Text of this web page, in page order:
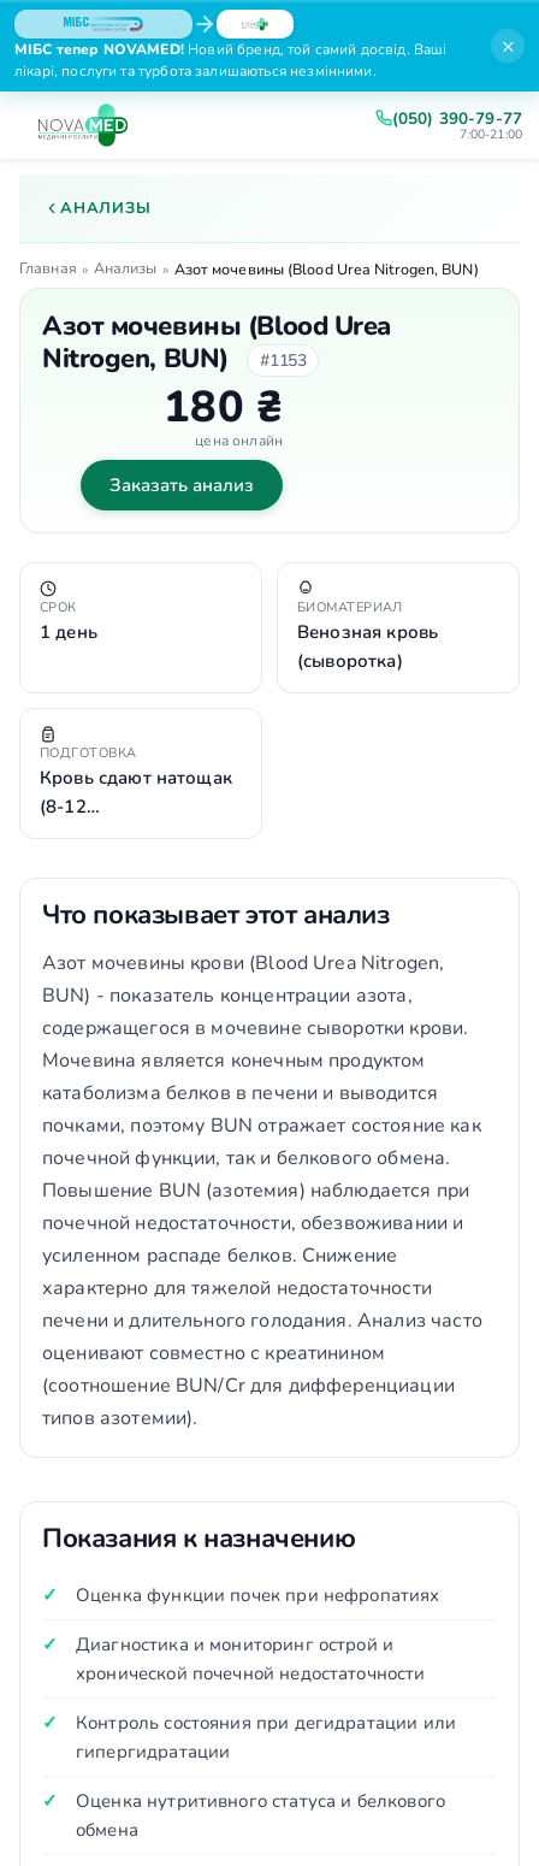
МІБС тепер NOVAMED!Новий бренд, той самий досвід. Ваші
лікарі, послуги та турбота залишаються незмінними.
×
(050) 390-79-77
7:00-21:00
АНАЛИЗЫ
Главная » Анализы » Азот мочевины (Blood Urea Nitrogen, BUN)
Азот мочевины (Blood Urea
Nitrogen, BUN)
#1153
180 ₴
цена онлайн
Заказать анализ
СРОК
1 день
БИОМАТЕРИАЛ
Венозная кровь
(сыворотка)
ПОДГОТОВКА
Кровь сдают натощак
(8-12…
Что показывает этот анализ
Азот мочевины крови (Blood Urea Nitrogen,
BUN) - показатель концентрации азота,
содержащегося в мочевине сыворотки крови.
Мочевина является конечным продуктом
катаболизма белков в печени и выводится
почками, поэтому BUN отражает состояние как
почечной функции, так и белкового обмена.
Повышение BUN (азотемия) наблюдается при
почечной недостаточности, обезвоживании и
усиленном распаде белков. Снижение
характерно для тяжелой недостаточности
печени и длительного голодания. Анализ часто
оценивают совместно с креатинином
(соотношение BUN/Cr для дифференциации
типов азотемии).
Показания к назначению
Оценка функции почек при нефропатиях
Диагностика и мониторинг острой и
хронической почечной недостаточности
Контроль состояния при дегидратации или
гипергидратации
Оценка нутритивного статуса и белкового
обмена